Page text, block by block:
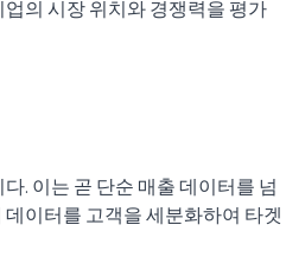
의 시장 위치와 경쟁력을 평가
. 이는 곧 단순 매출 데이터를 넘
이터를 고객을 세분화하여 타겟